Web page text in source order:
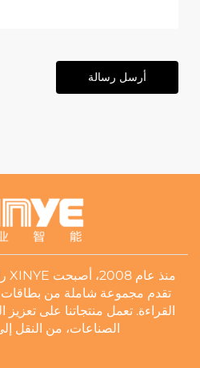
أرسل رسالة
القراءة. تعمل منتجاتنا على تعزيز
الصناعات، من النقل إلى